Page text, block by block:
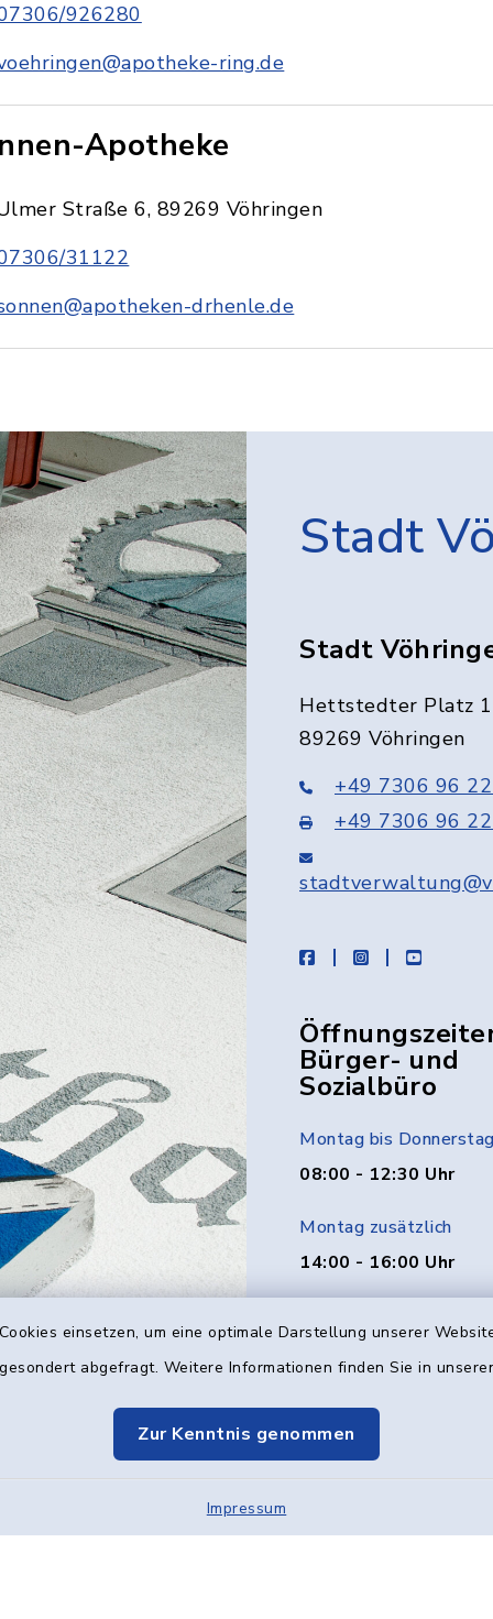
einsetzen, um eine optimale Darstellung unserer
abgefragt. Weitere Informationen finden Sie in
Zur Kenntnis genommen
Impressum
926280
ring.de
Apotheke
Straße 6, 89269 Vöhringen
31122
drhenle.de
Stadt
Stadt
Hettstedter Platz 1
89269 Vöhringen
+49 7306 96
+49 7306 96
facebookinstagramyoutube
Bürger- und
Sozialbüro
Montag bis Donnerstag
08:00 - 12:30 Uhr
Montag zusätzlich
14:00 - 16:00 Uhr
Freitag
08:00 - 12:00 Uhr